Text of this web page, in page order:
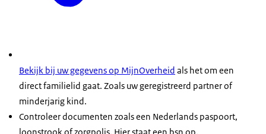
Bekijk bij uw gegevens op MijnOverheid als het om een
direct familielid gaat. Zoals uw geregistreerd partner of
minderjarig kind.
Controleer documenten zoals een Nederlands paspoort,